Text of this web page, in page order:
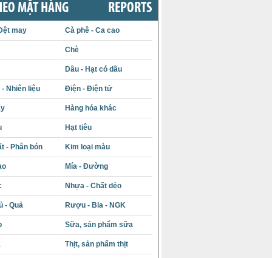
MẶT HÀNG REPORTS
may Cà phê - Ca cao
Chè
Dầu - Hạt có dầu
- Nhiên liệu Điện - Điện tử
Hàng hóa khác
Hạt tiêu
- Phân bón Kim loại màu
Mía - Đường
Nhựa - Chất dẻo
- Quả Rượu - Bia - NGK
Sữa, sản phẩm sữa
Thịt, sản phẩm thịt